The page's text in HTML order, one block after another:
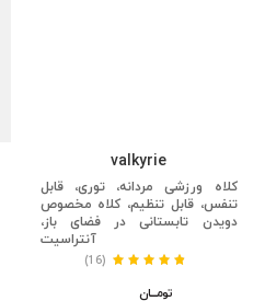
valkyrie
کلاه ورزشی مردانه، توری، قابل
تنفس، قابل تنظیم، کلاه مخصوص
دویدن تابستانی در فضای باز،
آنتراسیت
(16)
تومــــــان